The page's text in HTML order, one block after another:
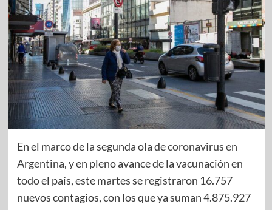
En el marco de la segunda ola decoronavirus en
Argentina, y en pleno avance de la vacunación en
todo el país, este martes se registraron 16.757
nuevos contagios, con los que ya suman 4.875.927